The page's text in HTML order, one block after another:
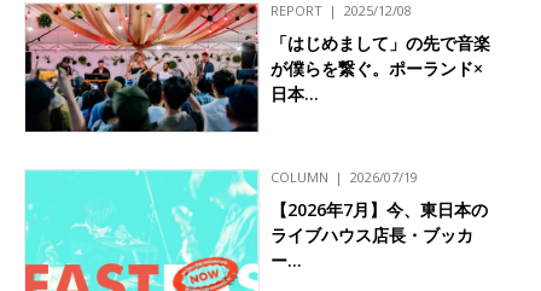
REPORT 2025/12/08
「はじめまして」の先で音楽
が僕らを繋ぐ。ポーランド×
日本…
COLUMN 2026/07/19
【2026年7月】今、東日本の
ライブハウス店長・ブッカ
ー…